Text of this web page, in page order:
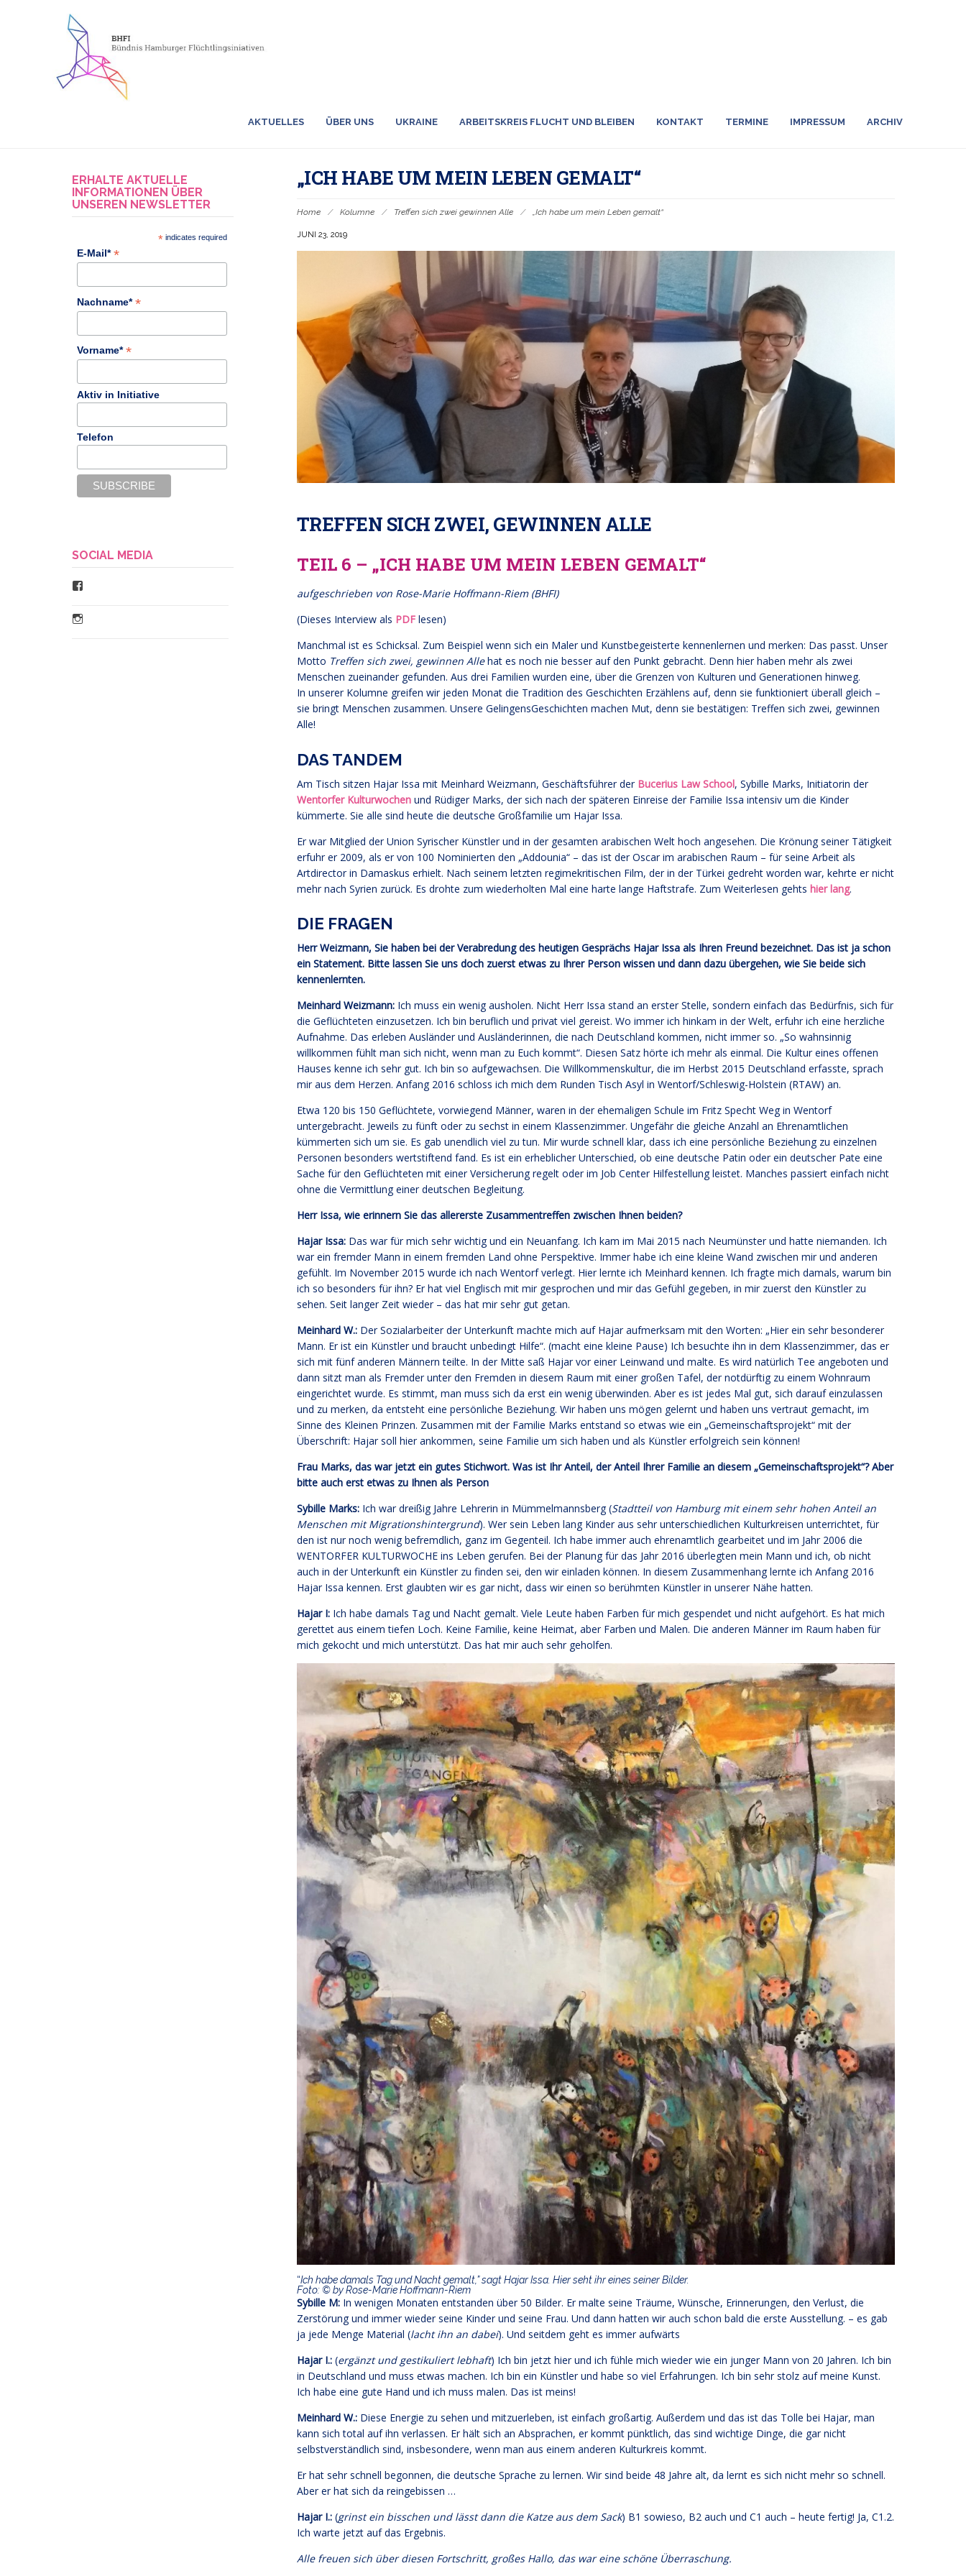
AKTUELLES ÜBER UNS UKRAINE ARBEITSKREIS FLUCHT UND BLEIBEN KONTAKT TERMINE IMPRESSUM ARCHIV
„ICH HABE UM MEIN LEBEN GEMALT“
Home / Kolumne / Treffen sich zwei gewinnen Alle / „Ich habe um mein Leben gemalt“
JUNI 23, 2019
TREFFEN SICH ZWEI, GEWINNEN ALLE
TEIL 6 – „ICH HABE UM MEIN LEBEN GEMALT“
aufgeschrieben von Rose-Marie Hoffmann-Riem (BHFI)
(Dieses Interview als PDFlesen)
Manchmal ist es Schicksal. Zum Beispiel wenn sich ein Maler und Kunstbegeisterte kennenlernen und merken: Das passt. Unser
Motto Treffen sich zwei, gewinnen Allehat es noch nie besser auf den Punkt gebracht. Denn hier haben mehr als zwei
Menschen zueinander gefunden. Aus drei Familien wurden eine, über die Grenzen von Kulturen und Generationen hinweg.
In unserer Kolumne greifen wir jeden Monat die Tradition des Geschichten Erzählens auf, denn sie funktioniert überall gleich –
sie bringt Menschen zusammen. Unsere GelingensGeschichten machen Mut, denn sie bestätigen: Treffen sich zwei, gewinnen
Alle!
DAS TANDEM
Am Tisch sitzen Hajar Issa mit Meinhard Weizmann, Geschäftsführer der Bucerius Law School, Sybille Marks, Initiatorin der
Wentorfer Kulturwochenund Rüdiger Marks, der sich nach der späteren Einreise der Familie Issa intensiv um die Kinder
kümmerte. Sie alle sind heute die deutsche Großfamilie um Hajar Issa.
Er war Mitglied der Union Syrischer Künstler und in der gesamten arabischen Welt hoch angesehen. Die Krönung seiner Tätigkeit
erfuhr er 2009, als er von 100 Nominierten den „Addounia“ – das ist der Oscar im arabischen Raum – für seine Arbeit als
Artdirector in Damaskus erhielt. Nach seinem letzten regimekritischen Film, der in der Türkei gedreht worden war, kehrte er nicht
mehr nach Syrien zurück. Es drohte zum wiederholten Mal eine harte lange Haftstrafe. Zum Weiterlesen gehts hier lang.
DIE FRAGEN
Herr Weizmann, Sie haben bei der Verabredung des heutigen Gesprächs Hajar Issa als Ihren Freund bezeichnet. Das ist ja schon
ein Statement. Bitte lassen Sie uns doch zuerst etwas zu Ihrer Person wissen und dann dazu übergehen, wie Sie beide sich
kennenlernten.
Meinhard Weizmann: Ich muss ein wenig ausholen. Nicht Herr Issa stand an erster Stelle, sondern einfach das Bedürfnis, sich für
die Geflüchteten einzusetzen. Ich bin beruflich und privat viel gereist. Wo immer ich hinkam in der Welt, erfuhr ich eine herzliche
Aufnahme. Das erleben Ausländer und Ausländerinnen, die nach Deutschland kommen, nicht immer so. „So wahnsinnig
willkommen fühlt man sich nicht, wenn man zu Euch kommt“. Diesen Satz hörte ich mehr als einmal. Die Kultur eines offenen
Hauses kenne ich sehr gut. Ich bin so aufgewachsen. Die Willkommenskultur, die im Herbst 2015 Deutschland erfasste, sprach
mir aus dem Herzen. Anfang 2016 schloss ich mich dem Runden Tisch Asyl in Wentorf/Schleswig-Holstein (RTAW) an.
Etwa 120 bis 150 Geflüchtete, vorwiegend Männer, waren in der ehemaligen Schule im Fritz Specht Weg in Wentorf
untergebracht. Jeweils zu fünft oder zu sechst in einem Klassenzimmer. Ungefähr die gleiche Anzahl an Ehrenamtlichen
kümmerten sich um sie. Es gab unendlich viel zu tun. Mir wurde schnell klar, dass ich eine persönliche Beziehung zu einzelnen
Personen besonders wertstiftend fand. Es ist ein erheblicher Unterschied, ob eine deutsche Patin oder ein deutscher Pate eine
Sache für den Geflüchteten mit einer Versicherung regelt oder im Job Center Hilfestellung leistet. Manches passiert einfach nicht
ohne die Vermittlung einer deutschen Begleitung.
Herr Issa, wie erinnern Sie das allererste Zusammentreffen zwischen Ihnen beiden?
Hajar Issa: Das war für mich sehr wichtig und ein Neuanfang. Ich kam im Mai 2015 nach Neumünster und hatte niemanden. Ich
war ein fremder Mann in einem fremden Land ohne Perspektive. Immer habe ich eine kleine Wand zwischen mir und anderen
gefühlt. Im November 2015 wurde ich nach Wentorf verlegt. Hier lernte ich Meinhard kennen. Ich fragte mich damals, warum bin
ich so besonders für ihn? Er hat viel Englisch mit mir gesprochen und mir das Gefühl gegeben, in mir zuerst den Künstler zu
sehen. Seit langer Zeit wieder – das hat mir sehr gut getan.
Meinhard W.: Der Sozialarbeiter der Unterkunft machte mich auf Hajar aufmerksam mit den Worten: „Hier ein sehr besonderer
Mann. Er ist ein Künstler und braucht unbedingt Hilfe“. (macht eine kleine Pause) Ich besuchte ihn in dem Klassenzimmer, das er
sich mit fünf anderen Männern teilte. In der Mitte saß Hajar vor einer Leinwand und malte. Es wird natürlich Tee angeboten und
dann sitzt man als Fremder unter den Fremden in diesem Raum mit einer großen Tafel, der notdürftig zu einem Wohnraum
eingerichtet wurde. Es stimmt, man muss sich da erst ein wenig überwinden. Aber es ist jedes Mal gut, sich darauf einzulassen
und zu merken, da entsteht eine persönliche Beziehung. Wir haben uns mögen gelernt und haben uns vertraut gemacht, im
Sinne des Kleinen Prinzen. Zusammen mit der Familie Marks entstand so etwas wie ein „Gemeinschaftsprojekt“ mit der
Überschrift: Hajar soll hier ankommen, seine Familie um sich haben und als Künstler erfolgreich sein können!
Frau Marks, das war jetzt ein gutes Stichwort. Was ist Ihr Anteil, der Anteil Ihrer Familie an diesem „Gemeinschaftsprojekt“? Aber
bitte auch erst etwas zu Ihnen als Person
Sybille Marks:Ich war dreißig Jahre Lehrerin in Mümmelmannsberg (Stadtteil von Hamburg mit einem sehr hohen Anteil an
Menschen mit Migrationshintergrund). Wer sein Leben lang Kinder aus sehr unterschiedlichen Kulturkreisen unterrichtet, für
den ist nur noch wenig befremdlich, ganz im Gegenteil. Ich habe immer auch ehrenamtlich gearbeitet und im Jahr 2006 die
WENTORFER KULTURWOCHE ins Leben gerufen. Bei der Planung für das Jahr 2016 überlegten mein Mann und ich, ob nicht
auch in der Unterkunft ein Künstler zu finden sei, den wir einladen können. In diesem Zusammenhang lernte ich Anfang 2016
Hajar Issa kennen. Erst glaubten wir es gar nicht, dass wir einen so berühmten Künstler in unserer Nähe hatten.
Hajar I: Ich habe damals Tag und Nacht gemalt. Viele Leute haben Farben für mich gespendet und nicht aufgehört. Es hat mich
gerettet aus einem tiefen Loch. Keine Familie, keine Heimat, aber Farben und Malen. Die anderen Männer im Raum haben für
mich gekocht und mich unterstützt. Das hat mir auch sehr geholfen.
“Ich habe damals Tag und Nacht gemalt,” sagt Hajar Issa. Hier seht ihr eines seiner Bilder.
Foto: © by Rose-Marie Hoffmann-Riem
Sybille M:In wenigen Monaten entstanden über 50 Bilder. Er malte seine Träume, Wünsche, Erinnerungen, den Verlust, die
Zerstörung und immer wieder seine Kinder und seine Frau. Und dann hatten wir auch schon bald die erste Ausstellung. – es gab
ja jede Menge Material (lacht ihn an dabei). Und seitdem geht es immer aufwärts
Hajar I.:(ergänzt und gestikuliert lebhaft) Ich bin jetzt hier und ich fühle mich wieder wie ein junger Mann von 20 Jahren. Ich bin
in Deutschland und muss etwas machen. Ich bin ein Künstler und habe so viel Erfahrungen. Ich bin sehr stolz auf meine Kunst.
Ich habe eine gute Hand und ich muss malen. Das ist meins!
Meinhard W.: Diese Energie zu sehen und mitzuerleben, ist einfach großartig. Außerdem und das ist das Tolle bei Hajar, man
kann sich total auf ihn verlassen. Er hält sich an Absprachen, er kommt pünktlich, das sind wichtige Dinge, die gar nicht
selbstverständlich sind, insbesondere, wenn man aus einem anderen Kulturkreis kommt.
Er hat sehr schnell begonnen, die deutsche Sprache zu lernen. Wir sind beide 48 Jahre alt, da lernt es sich nicht mehr so schnell.
Aber er hat sich da reingebissen …
Hajar I.: (grinst ein bisschen und lässt dann die Katze aus dem Sack) B1 sowieso, B2 auch und C1 auch – heute fertig! Ja, C1.2.
Ich warte jetzt auf das Ergebnis.
Alle freuen sich über diesen Fortschritt, großes Hallo, das war eine schöne Überraschung.
ERHALTE AKTUELLE
INFORMATIONEN ÜBER
UNSEREN NEWSLETTER
* indicates required
E-Mail**
Nachname**
Vorname**
Aktiv in Initiative
Telefon
SOCIAL MEDIA